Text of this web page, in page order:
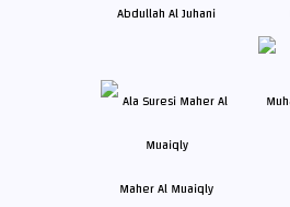
Abdullah Al Juhani
Maher Al Muaiqly